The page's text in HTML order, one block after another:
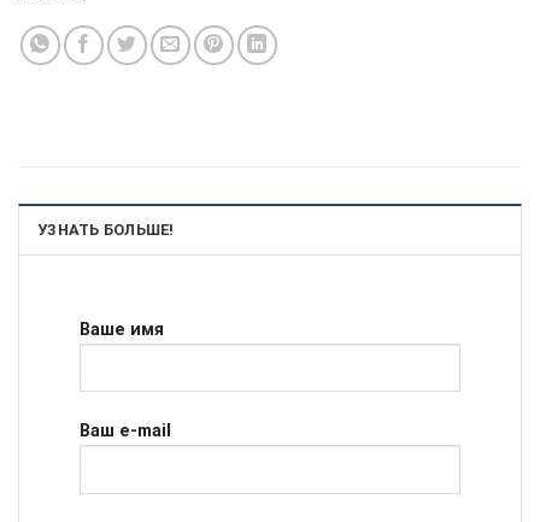
УЗНАТЬ БОЛЬШЕ!
Ваше имя
Ваш e-mail